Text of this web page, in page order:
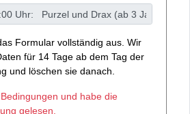
Formular vollständig aus. Wir
für 14 Tage ab dem Tag der
und löschen sie danach.
und habe die
gelesen.